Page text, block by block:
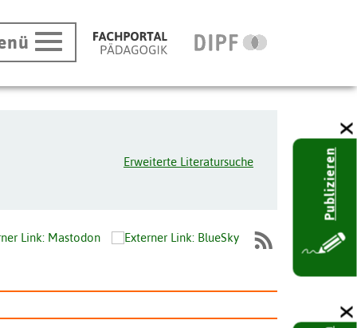
Erweiterte Literatursuche Publizieren